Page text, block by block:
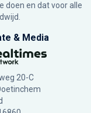
doen en dat voor alle
& Media
20-C